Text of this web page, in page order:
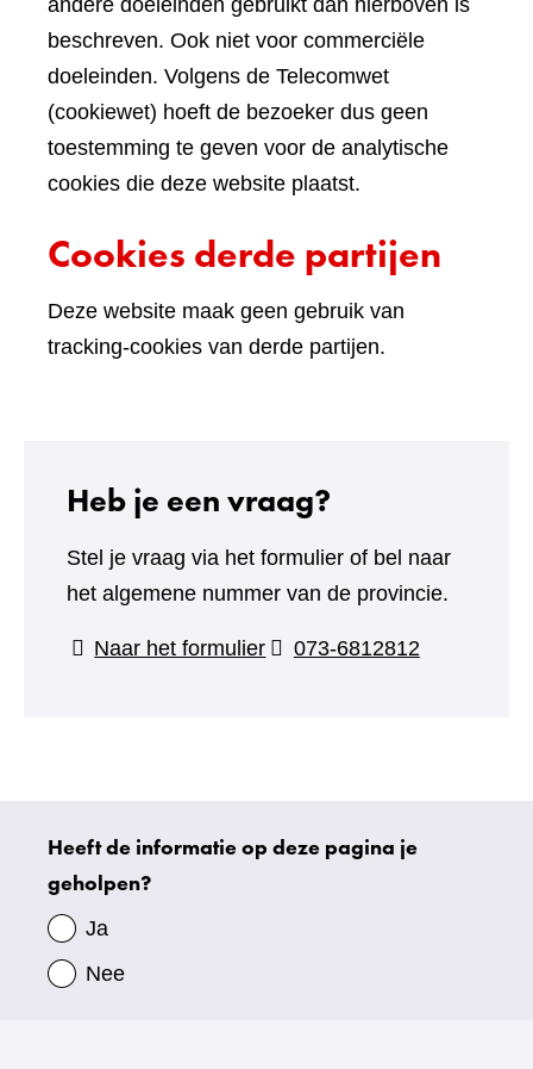
andere doeleinden gebruikt dan hierboven is
beschreven. Ook niet voor commerciële
doeleinden. Volgens de Telecomwet
(cookiewet) hoeft de bezoeker dus geen
toestemming te geven voor de analytische
cookies die deze website plaatst.
Cookies derde partijen
Deze website maak geen gebruik van
tracking-cookies van derde partijen.
Heb je een vraag?
Stel je vraag via het formulier of bel naar
het algemene nummer van de provincie.
Naar het formulier(verwijst
073-6812812
Uw
gegevens
Heeft de informatie op deze pagina je
geholpen?
Ja
Nee